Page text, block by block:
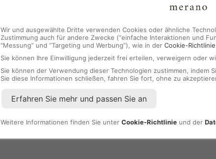
Wir und ausgewählte Dritte verwenden Cookies oder ähnliche
Zustimmung auch für andere Zwecke (“einfache Interaktionen und
“Messung“ und “Targeting und Werbung”), wie in der Cookie-Richtlinie
Sie können Ihre Einwilligung jederzeit frei erteilen, verweigern oder
Sie können der Verwendung dieser Technologien zustimmen, indem
Sie diese Informationen schließen, fahren Sie fort, ohne zu
Erfahren Sie mehr und passen Sie an
Weitere Informationen finden Sie unter Cookie-Richtlinie und der